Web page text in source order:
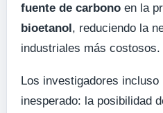
fuente de carbono en la
bioetanol, reduciendo la
industriales más costosos.
Los investigadores incluso
inesperado: la posibilidad